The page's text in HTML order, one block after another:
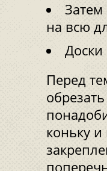
Затем
на всю
Доски
Перед
коньку